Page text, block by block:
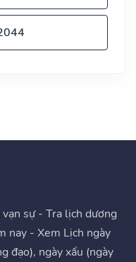
sự - Tra lịch dương
nay - Xem Lịch ngày
đạo), ngày xấu (ngày